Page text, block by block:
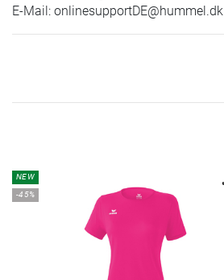
E-Mail: onlinesupportDE@hummel.dk
NEW
-45%